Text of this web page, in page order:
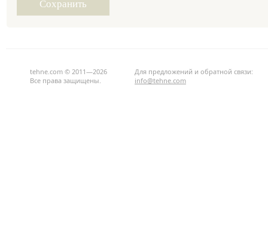
tehne.com © 2011—2026
Все права защищены.
Для предложений и обратной связи:
info@tehne.com